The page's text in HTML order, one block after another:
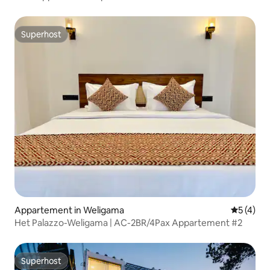
Superhost
Superhost
Appartement in Weligama
5 (4)
Het Palazzo-Weligama | AC-2BR/4Pax Appartement #2
Superhost
Superhost